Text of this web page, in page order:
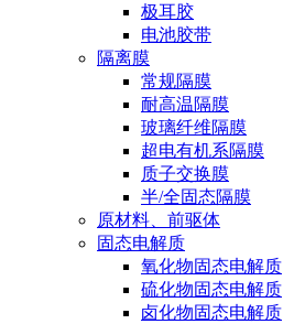
极耳胶
电池胶带
隔离膜
常规隔膜
耐高温隔膜
玻璃纤维隔膜
超电有机系隔膜
质子交换膜
半/全固态隔膜
原材料、前驱体
固态电解质
氧化物固态电解质
硫化物固态电解质
卤化物固态电解质